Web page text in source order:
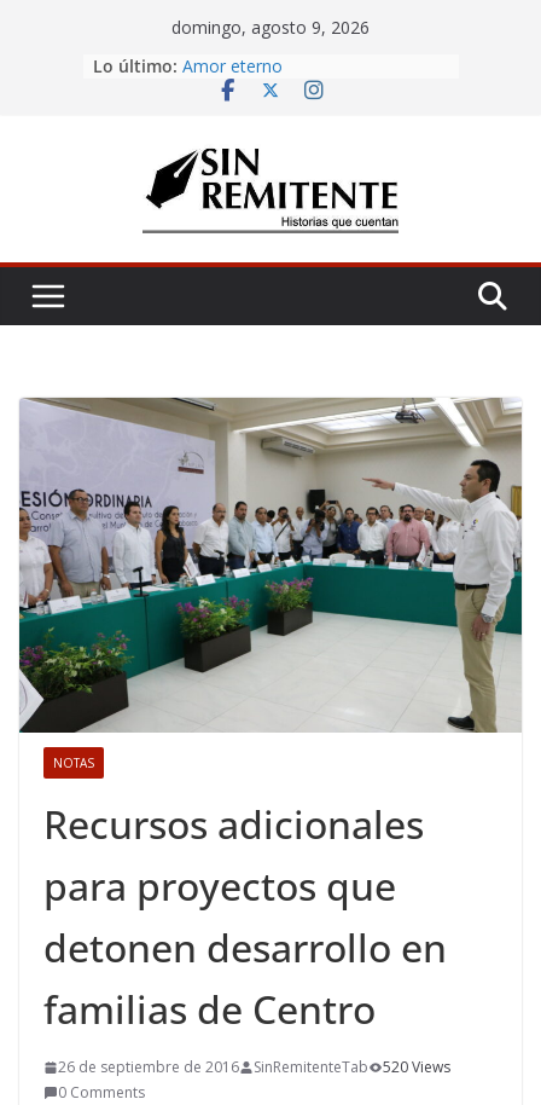
domingo, agosto 9, 2026
Lo último: Misa de 12
Amor eterno
La Carta
NOTAS
Recursos adicionales
para proyectos que
detonen desarrollo en
familias de Centro
26 de septiembre de 2016 SinRemitenteTab
520 Views
0 Comments